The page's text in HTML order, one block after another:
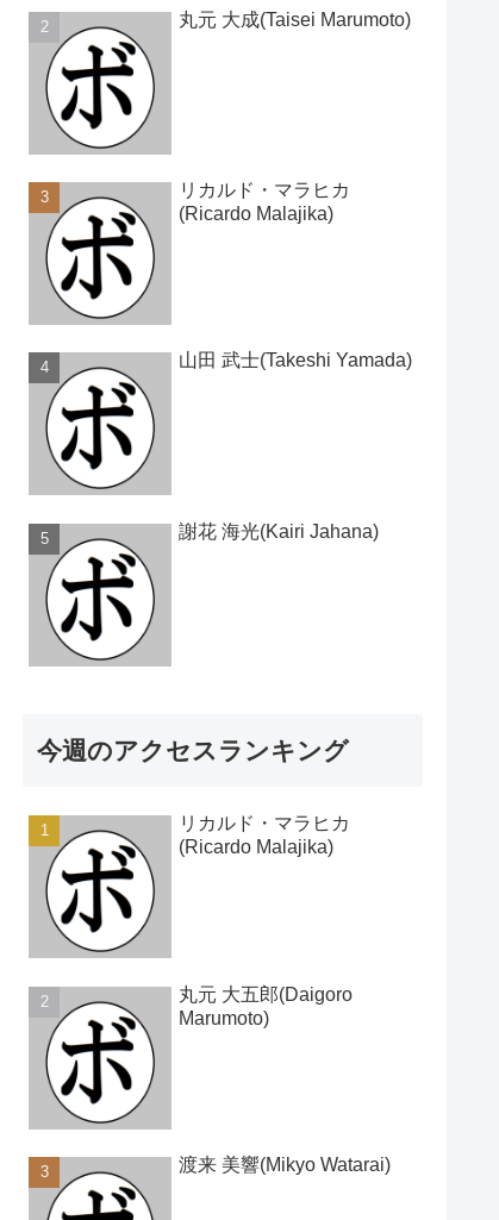
丸元 大成(Taisei Marumoto)
リカルド・マラヒカ
(Ricardo Malajika)
山田 武士(Takeshi Yamada)
謝花 海光(Kairi Jahana)
今週のアクセスランキング
リカルド・マラヒカ
(Ricardo Malajika)
丸元 大五郎(Daigoro
Marumoto)
渡来 美響(Mikyo Watarai)